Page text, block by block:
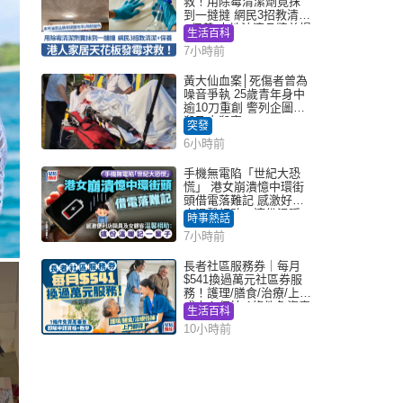
到一撻撻 網民3招教清潔
+保養 本地油漆品牌曾提
醒勿用1物防變色
生活百科
7小時前
黃大仙血案│死傷者曾為
噪音爭執 25歲青年身中
逾10刀重創 警列企圖謀
殺及自殺案
突發
6小時前
手機無電陷「世紀大恐
慌」 港女崩潰憶中環街
頭借電落難記 感激好心
人溫馨相助：這份溫暖
記一輩子｜Juicy叮
時事熱話
7小時前
長者社區服務券｜每月
$541換過萬元社區券服
務！護理/膳食/治療/上門
或中心任揀 1條件免資產
審查（附申請資格及教
學）
生活百科
10小時前